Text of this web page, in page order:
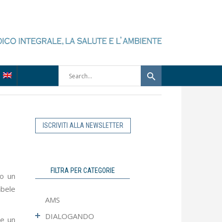
un
un
ISCRIVITI ALLA NEWSLETTER
FILTRA PER CATEGORIE
AMS
DIALOGANDO